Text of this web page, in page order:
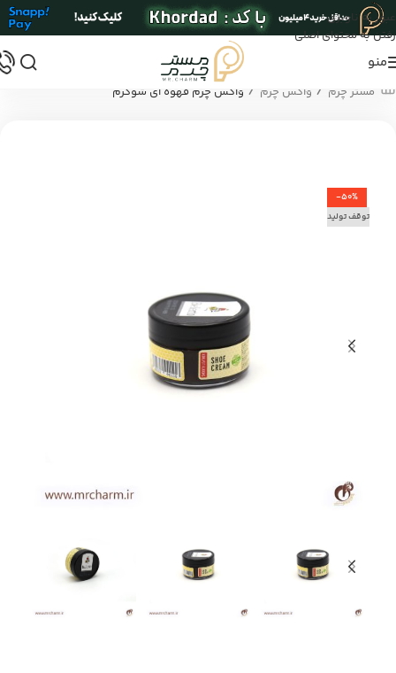
عبور به ناوبری
رفتن به محتوای اصلی
منو
مستر چرم / واکس چرم / واکس چرم قهوه ای شوکرم
-50%
توقف تولید